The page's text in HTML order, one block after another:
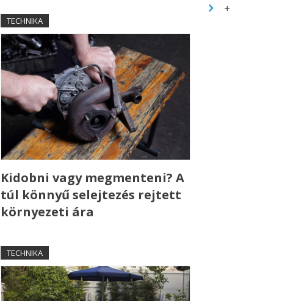
TECHNIKA
Kidobni vagy megmenteni? A
túl könnyű selejtezés rejtett
környezeti ára
TECHNIKA
+